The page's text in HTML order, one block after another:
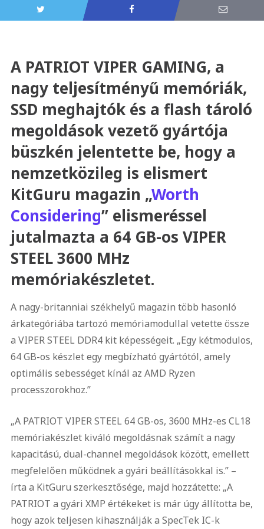
A PATRIOT VIPER GAMING, a
nagy teljesítményű memóriák,
SSD meghajtók és a flash tároló
megoldások vezető gyártója
büszkén jelentette be, hogy a
nemzetközileg is elismert
KitGuru magazin „Worth
Considering” elismeréssel
jutalmazta a 64 GB-os VIPER
STEEL 3600 MHz
memóriakészletet.
A nagy-britanniai székhelyű magazin több hasonló
árkategóriába tartozó memóriamodullal vetette össze
a VIPER STEEL DDR4 kit képességeit. „Egy kétmodulos,
64 GB-os készlet egy megbízható gyártótól, amely
optimális sebességet kínál az AMD Ryzen
processzorokhoz.”
„A PATRIOT VIPER STEEL 64 GB-os, 3600 MHz-es CL18
memóriakészlet kiváló megoldásnak számít a nagy
kapacitású, dual-channel megoldások között, emellett
megfelelően működnek a gyári beállításokkal is.” –
írta a KitGuru szerkesztősége, majd hozzátette: „A
PATRIOT a gyári XMP értékeket is már úgy állította be,
hogy azok teljesen kihasználják a SpecTek IC-k